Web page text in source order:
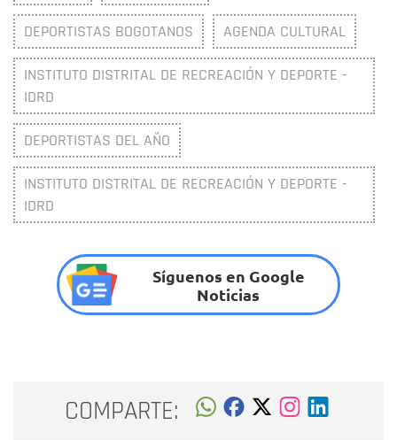
DEPORTISTAS BOGOTANOS AGENDA CULTURAL
INSTITUTO DISTRITAL DE RECREACIÓN Y DEPORTE -
IDRD
DEPORTISTAS DEL AÑO
INSTITUTO DISTRITAL DE RECREACIÓN Y DEPORTE -
IDRD
Síguenos en Google
Noticias
COMPARTE: